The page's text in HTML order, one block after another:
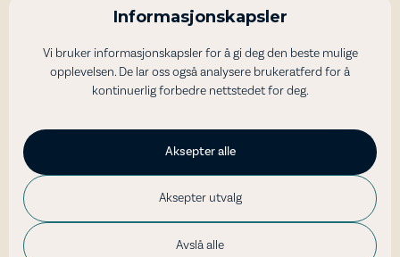
Informasjonskapsler
Vi bruker informasjonskapsler for å gi deg den beste mulige
opplevelsen. De lar oss også analysere brukeratferd for å
kontinuerlig forbedre nettstedet for deg.
Aksepter alle
Aksepter utvalg
Avslå alle
utflukter i fjordregionen. På bare 20 minutter kan du nå den
verdenskjente Atlanterhavsveien, mens en naturskjønn 3-timers
kjøretur tar deg til den UNESCO-listede Geirangerfjorden, og 2 timer
til fjellsportparadiset Åndalsnes. Ideelt for naturentusiaster, fotturer,
fotografering og roadtrips. Her kombineres avslapning og eventyr
Bestill nå på
Bestill overnatting